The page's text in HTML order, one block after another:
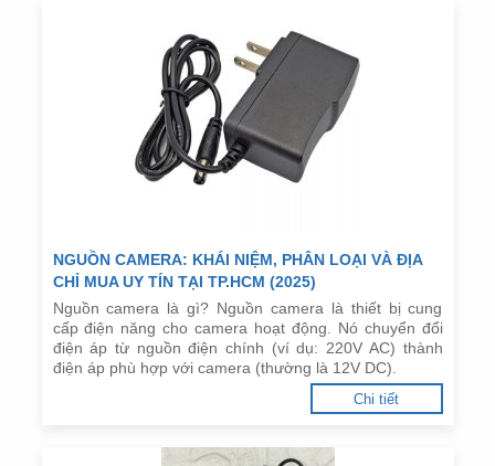
NGUỒN CAMERA: KHÁI NIỆM, PHÂN LOẠI VÀ ĐỊA
CHỈ MUA UY TÍN TẠI TP.HCM (2025)
Nguồn camera là gì? Nguồn camera là thiết bị cung
cấp điện năng cho camera hoạt động. Nó chuyển đổi
điện áp từ nguồn điện chính (ví dụ: 220V AC) thành
điện áp phù hợp với camera (thường là 12V DC).
Chi tiết